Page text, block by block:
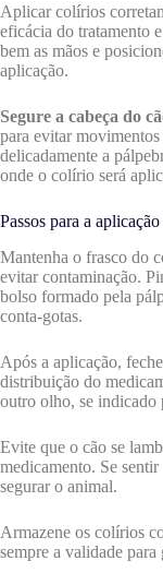
Aplicar colírios
eficácia do tratamento
bem as mãos e
aplicação.
Segure a cabeça do
para evitar
delicadamente a
onde o colírio será
Passos para a aplicação
Mantenha o frasco do
evitar contaminação.
bolso formado pela
conta-gotas.
Após a aplicação,
distribuição do
outro olho, se indicado
Evite que o cão se
medicamento. Se
segurar o animal.
Armazene os colírios
sempre a validade para